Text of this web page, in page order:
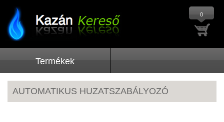
0
Termékek
AUTOMATIKUS HUZATSZABÁLYOZÓ